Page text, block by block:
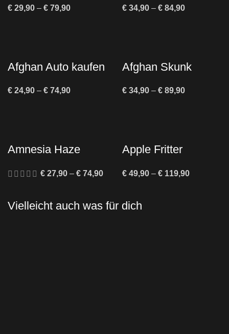
Legendäre Sativa
€ 29,90 – € 79,90
– Sativa-Klassiker
€ 34,90 – € 84,90
Afghan Auto kaufen
Cannabis Samen
€ 24,90 – € 74,90
Afghan Skunk
kaufen –
€ 34,90 – € 89,90
Amnesia Haze
Diskreter Versand –
Seeds
€ 27,90 – € 74,90
Apple Fritter
€ 49,90 – € 119,90
Vielleicht auch was für dich